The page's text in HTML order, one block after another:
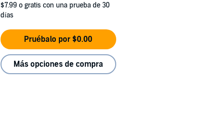
$7.99 o gratis con una prueba de 30
días
Pruébalo por $0.00
Más opciones de compra